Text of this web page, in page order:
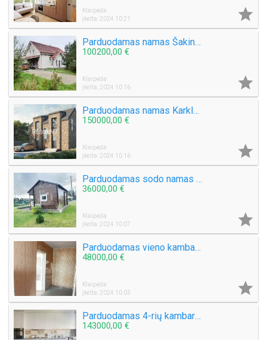
Klaipėda
Įkelta: 2024 10 21

Parduodamas namas Šakinių k.
100200,00 €
Klaipėda
Įkelta: 2024 10 16

Parduodamas namas Karklėje
150000,00 €
Klaipėda
Įkelta: 2024 10 16

Parduodamas sodo namas Kiškėnų k.
36000,00 €
Klaipėda
Įkelta: 2024 10 07

Parduodamas vieno kambario butas Sulupės g.
48000,00 €
Klaipėda
Įkelta: 2024 10 03

Parduodamas 4-rių kambarių butas Alksnynės g.
143000,00 €